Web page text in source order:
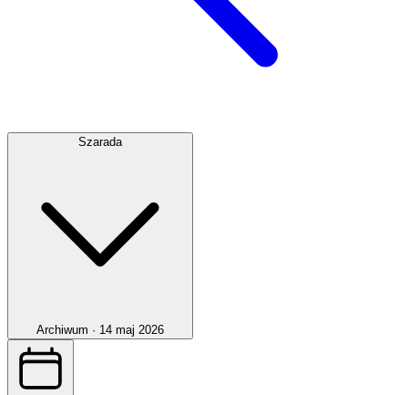
Szarada
Archiwum · 14 maj 2026